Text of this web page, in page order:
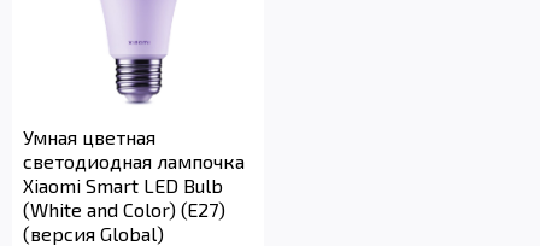
Умная цветная
светодиодная лампочка
Xiaomi Smart LED Bulb
(White and Color) (E27)
(версия Global)